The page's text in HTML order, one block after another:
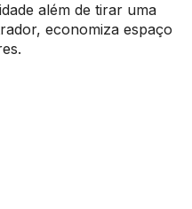
além de tirar uma
economiza espaço